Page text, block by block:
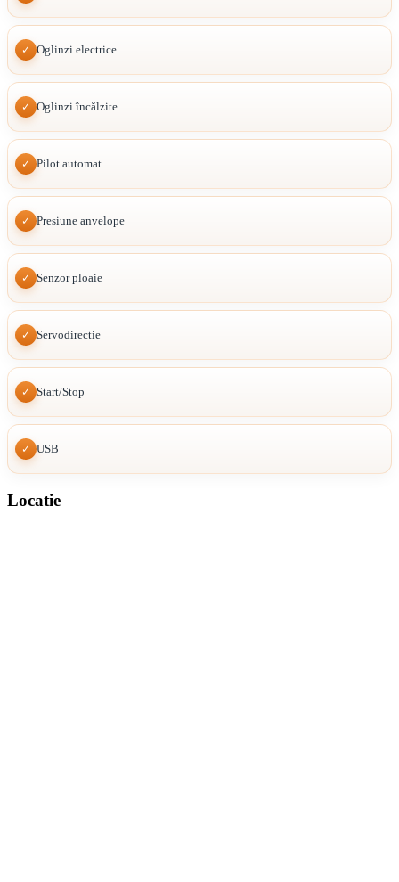
✓ Oglinzi electrice
✓ Oglinzi încălzite
✓ Pilot automat
✓ Presiune anvelope
✓ Senzor ploaie
✓ Servodirectie
✓ Start/Stop
✓ USB
Locatie